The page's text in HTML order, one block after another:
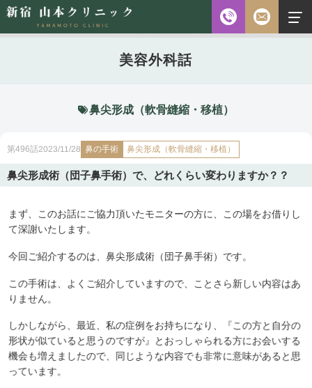
お電話
休診日 水・日・祝日
ご予約前に必ず下記のページをご確認ください。
ご予約について
無料相談
※初診の方専用
メールフォーム
無料相談・
03-5315-4391
美容外科話
鼻尖形成（軟骨縫縮・移植）
第496話2023/11/28 鼻の手術 鼻尖形成（軟骨縫縮・移植）
鼻尖形成術（団子鼻手術）で、どれくらい変わりますか？？
まず、このお話にご協力頂いたモニターの方に、この場をお借りし
て深謝いたします。
今回ご紹介するのは、鼻尖形成術（団子鼻手術）です。
この手術は、よくご紹介していますので、ことさら新しい内容はあ
りません。
しかしながら、最近、私の症例をお持ちになり、『この方と自分の
形状が似ていると思うのですが』とおっしゃられる方にお会いする
機会も増えましたので、同じような内容でも非常に意味があると思
っています。